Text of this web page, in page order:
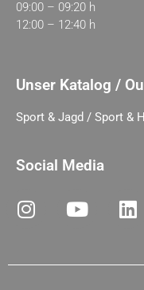
09:00 – 09:20 h
12:00 – 12:40 h
Unser Katalog /
Sport & Jagd / Sport &
Social Media